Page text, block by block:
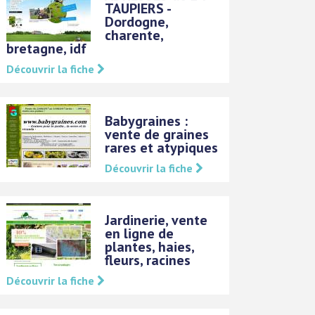
TAUPIERS -
Dordogne,
charente,
bretagne, idf
Découvrir la fiche
Babygraines :
vente de graines
rares et atypiques
Découvrir la fiche
Jardinerie, vente
en ligne de
plantes, haies,
fleurs, racines
Découvrir la fiche